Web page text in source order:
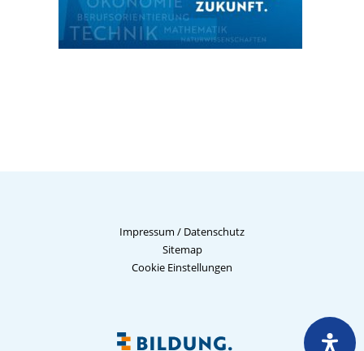
Impressum / Datenschutz
Sitemap
Cookie Einstellungen